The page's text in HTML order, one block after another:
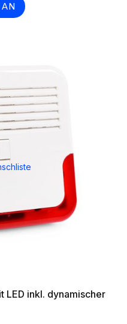
LED inkl. dynamischer